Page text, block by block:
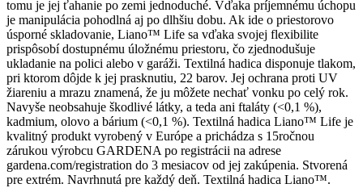
tomu je jej ťahanie po zemi jednoduché. Vďaka príjemnému úchopu
je manipulácia pohodlná aj po dlhšiu dobu. Ak ide o priestorovo
úsporné skladovanie, Liano™ Life sa vďaka svojej flexibilite
prispôsobí dostupnému úložnému priestoru, čo zjednodušuje
ukladanie na polici alebo v garáži. Textilná hadica disponuje tlakom,
pri ktorom dôjde k jej prasknutiu, 22 barov. Jej ochrana proti UV
žiareniu a mrazu znamená, že ju môžete nechať vonku po celý rok.
Navyše neobsahuje škodlivé látky, a teda ani ftaláty (<0,1 %),
kadmium, olovo a bárium (<0,1 %). Textilná hadica Liano™ Life je
kvalitný produkt vyrobený v Európe a prichádza s 15ročnou
zárukou výrobcu GARDENA po registrácii na adrese
gardena.com/registration do 3 mesiacov od jej zakúpenia. Stvorená
pre extrém. Navrhnutá pre každý deň. Textilná hadica Liano™.